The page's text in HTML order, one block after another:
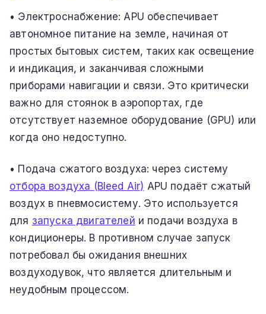
• Электроснабжение: APU обеспечивает
автономное питание на земле, начиная от
простых бытовых систем, таких как освещение
и индикация, и заканчивая сложными
приборами навигации и связи. Это критически
важно для стоянок в аэропортах, где
отсутствует наземное оборудование (GPU) или
когда оно недоступно.
• Подача сжатого воздуха: через систему
отбора воздуха (Bleed Air) APU подаёт сжатый
воздух в пневмосистему. Это используется
для запуска двигателей и подачи воздуха в
кондиционеры. В противном случае запуск
потребовал бы ожидания внешних
воздуходувок, что является длительным и
неудобным процессом.